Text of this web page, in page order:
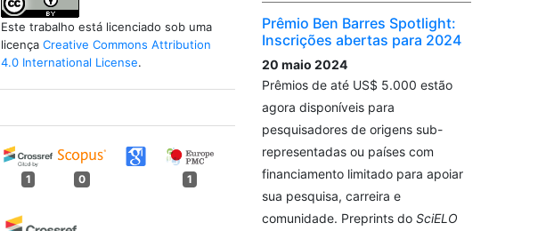
Este trabalho está licenciado sob uma
licençaCreative Commons Attribution
4.0 International License.
1 0 1
Prêmio Ben Barres Spotlight:
Inscrições abertas para 2024
20 maio 2024
Prêmios de até US$ 5.000 estão
agora disponíveis para
pesquisadores de origens sub-
representadas ou países com
financiamento limitado para apoiar
sua pesquisa, carreira e
comunidade. Preprints do SciELO